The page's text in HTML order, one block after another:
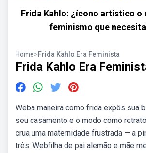
Frida Kahlo: ¿ícono artístico o
feminismo que
Home>Frida Kahlo Era Feminista
Frida Kahlo Era
Weba maneira como frida expôs sua
seu casamento e o modo como
crua uma maternidade frustrada — a
três. Webfilha de pai alemão e mãe